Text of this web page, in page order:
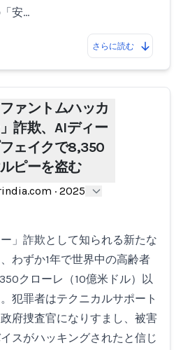
安…
さらに読む
ファントムハッカ
詐欺、AIディー
ェイクで8,350
ピーを盗む
· 2025
」詐欺として知られる新たな
わずか1年で世界中の高齢者
クローレ（10億米ドル）以
犯罪者はテクニカルサポート
府捜査官になりすまし、被害
スがハッキングされたと信じ